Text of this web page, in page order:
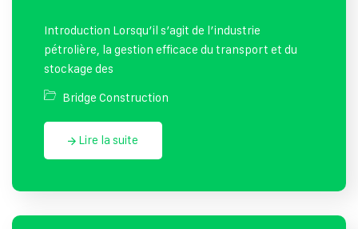
Introduction Lorsqu’il s’agit de l’industrie
pétrolière, la gestion efficace du transport et du
stockage des
Bridge Construction
Lire la suite